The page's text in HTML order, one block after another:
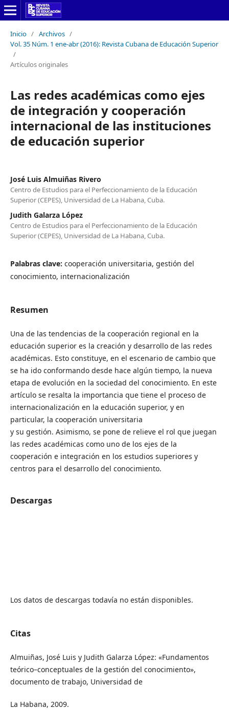
Inicio / Archivos /
Vol. 35 Núm. 1 ene-abr (2016): Revista Cubana de Educación Superior
/
Artículos originales
Las redes académicas como ejes
de integración y cooperación
internacional de las instituciones
de educación superior
José Luis Almuiñas Rivero
Centro de Estudios para el Perfeccionamiento de la Educación
Superior (CEPES), Universidad de La Habana, Cuba.
Judith Galarza López
Centro de Estudios para el Perfeccionamiento de la Educación
Superior (CEPES), Universidad de La Habana, Cuba.
Palabras clave: cooperación universitaria, gestión del
conocimiento, internacionalización
Resumen
Una de las tendencias de la cooperación regional en la
educación superior es la creación y desarrollo de las redes
académicas. Esto constituye, en el escenario de cambio que
se ha ido conformando desde hace algún tiempo, la nueva
etapa de evolución en la sociedad del conocimiento. En este
artículo se resalta la importancia que tiene el proceso de
internacionalización en la educación superior, y en
particular, la cooperación universitaria
y su gestión. Asimismo, se pone de relieve el rol que juegan
las redes académicas como uno de los ejes de la
cooperación e integración en los estudios superiores y
centros para el desarrollo del conocimiento.
Descargas
Los datos de descargas todavía no están disponibles.
Citas
Almuiñas, José Luis y Judith Galarza López: «Fundamentos
teórico–conceptuales de la gestión del conocimiento»,
documento de trabajo, Universidad de
La Habana, 2009.